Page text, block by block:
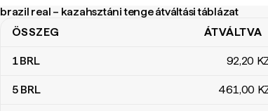
brazil real – kazahsztáni tenge átváltási táblázat
brazil real – kazahsztáni tenge átváltási táblázat
ÖSSZEG ÁTVÁLTVA
1BRL 92,20
5 BRL 461,00